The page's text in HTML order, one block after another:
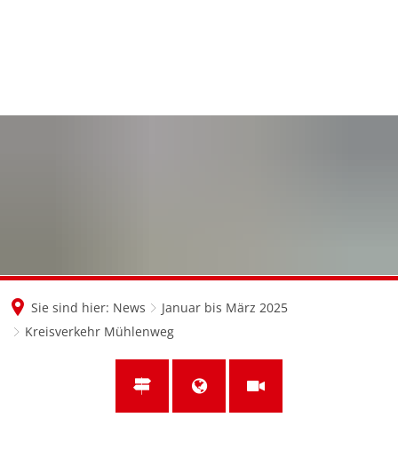
de
Sie sind hier: News
Januar bis März 2025
Kreisverkehr Mühlenweg